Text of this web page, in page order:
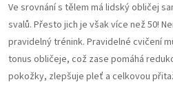
Ve srovnání s tělem má lidský obličej
svalů. Přesto jich je však více než 50!
pravidelný trénink. Pravidelné cvičení
tonus obličeje, což zase pomáhá
pokožky, zlepšuje pleť a celkovou